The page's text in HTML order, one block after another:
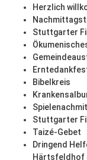
Herzlich
Stuttgarter
Bibelkreis
Stuttgarter
Taizé-Gebet
Dringend
Härtsfeldhof